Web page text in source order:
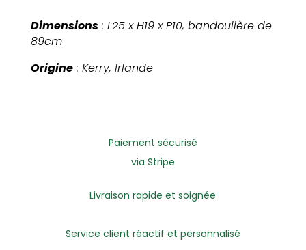
Dimensions: L25 x H19 x P10, bandoulière de
89cm
Origine: Kerry, Irlande
Paiement sécurisé
via Stripe
Livraison rapide et soignée
Service client réactif et personnalisé